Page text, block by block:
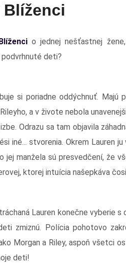
o jednej nešťastnej
deti?
si poriadne oddýchnuť. Majú
a v živote nebola
Odrazu sa tam objavila
iné... stvorenia. Okrem Lauren
manžela sú presvedčení, že
ktorej intuícia našepkáva
Lauren konečne vyberie s
zmiznú. Polícia pohotovo
Morgan a Riley, aspoň všetci
deti!